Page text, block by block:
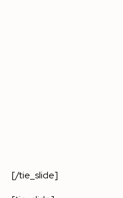
[/tie_slide]